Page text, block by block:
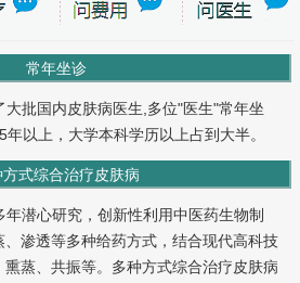
常年坐诊
大批国内皮肤病医生,多位"医生"常年坐
以上，大学本科学历以上占到大半。
方式综合治疗皮肤病
潜心研究，创新性利用中医药生物制
渗透等多种给药方式，结合现代高科技
蒸、共振等。多种方式综合治疗皮肤病